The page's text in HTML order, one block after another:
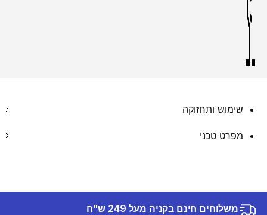
שימוש ותחזוקה
מפרט טכני
משלוחים חינם בקניה מעל 249 ש"ח